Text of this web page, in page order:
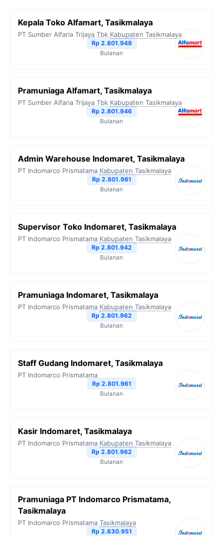
Kepala Toko Alfamart, Tasikmalaya
PT Sumber Alfaria Trijaya Tbk Kabupaten Tasikmalaya
Rp 2.801.949
Bulanan
Pramuniaga Alfamart, Tasikmalaya
PT Sumber Alfaria Trijaya Tbk Kabupaten Tasikmalaya
Rp 2.801.946
Bulanan
Admin Warehouse Indomaret, Tasikmalaya
PT Indomarco Prismatama Kabupaten Tasikmalaya
Rp 2.801.961
Bulanan
Supervisor Toko Indomaret, Tasikmalaya
PT Indomarco Prismatama Kabupaten Tasikmalaya
Rp 2.801.942
Bulanan
Pramuniaga Indomaret, Tasikmalaya
PT Indomarco Prismatama Kabupaten Tasikmalaya
Rp 2.801.962
Bulanan
Staff Gudang Indomaret, Tasikmalaya
PT Indomarco Prismatama
Rp 2.801.961
Bulanan
Kasir Indomaret, Tasikmalaya
PT Indomarco Prismatama Kabupaten Tasikmalaya
Rp 2.801.962
Bulanan
Pramuniaga PT Indomarco Prismatama,
Tasikmalaya
PT Indomarco Prismatama Tasikmalaya
Rp 2.630.951